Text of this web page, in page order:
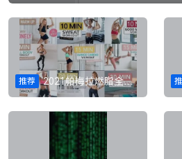
推荐 2021帕梅拉燃脂全集[共32集]